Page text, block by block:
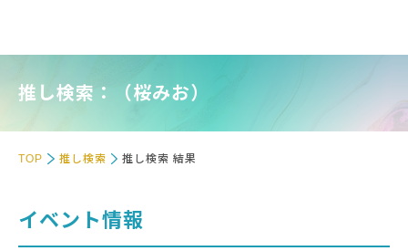
推し検索：（桜みお）
TOP 推し検索 推し検索 結果
イベント情報